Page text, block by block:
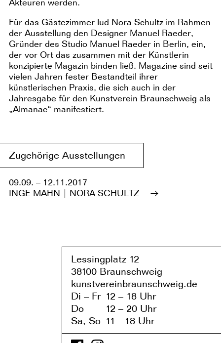
Akteuren werden.
Für das Gästezimmer lud Nora Schultz im Rahmen
der Ausstellung den Designer Manuel Raeder,
Gründer des Studio Manuel Raeder in Berlin, ein,
der vor Ort das zusammen mit der Künstlerin
konzipierte Magazin binden ließ. Magazine sind seit
vielen Jahren fester Bestandteil ihrer
künstlerischen Praxis, die sich auch in der
Jahresgabe für den Kunstverein Braunschweig als
„Almanac“ manifestiert.
Zugehörige Ausstellungen
09.09. – 12.11.2017
INGE MAHN | NORA SCHULTZ
Lessingplatz 12
38100 Braunschweig
kunstvereinbraunschweig.de
Di – Fr
Do
Sa, So
12 – 18 Uhr
12 – 20 Uhr
11– 18 Uhr